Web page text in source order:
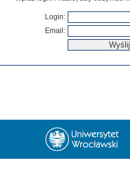
Login:
Email :